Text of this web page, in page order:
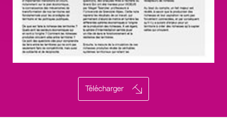
Télécharger